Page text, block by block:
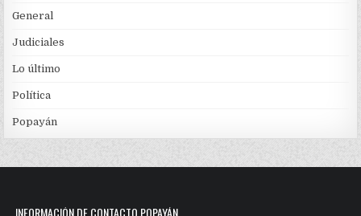
General
Judiciales
Lo último
Política
Popayán
INFORMACIÓN DE CONTACTO POPAYÁN